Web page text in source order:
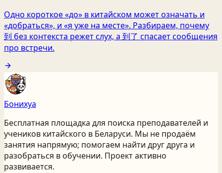
Одно короткое «до» в китайском может означать и
«добраться», и «я уже на месте». Разбираем, почему
到 без контекста режет слух, а 到了 спасает сообщения
про встречи.
Бонихуа
Бесплатная площадка для поиска преподавателей и
учеников китайского в Беларуси. Мы не продаём
занятия напрямую; помогаем найти друг друга и
разобраться в обучении. Проект активно
развивается.